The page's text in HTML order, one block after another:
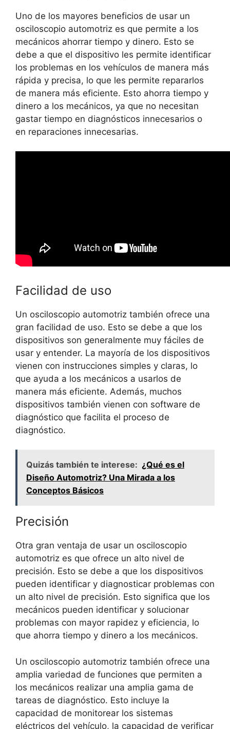
Uno de los mayores beneficios de usar un
osciloscopio automotriz es que permite a los
mecánicos ahorrar tiempo y dinero. Esto se
debe a que el dispositivo les permite identificar
los problemas en los vehículos de manera más
rápida y precisa, lo que les permite repararlos
de manera más eficiente. Esto ahorra tiempo y
dinero a los mecánicos, ya que no necesitan
gastar tiempo en diagnósticos innecesarios o
en reparaciones innecesarias.
Facilidad de uso
Un osciloscopio automotriz también ofrece una
gran facilidad de uso. Esto se debe a que los
dispositivos son generalmente muy fáciles de
usar y entender. La mayoría de los dispositivos
vienen con instrucciones simples y claras, lo
que ayuda a los mecánicos a usarlos de
manera más eficiente. Además, muchos
dispositivos también vienen con software de
diagnóstico que facilita el proceso de
diagnóstico.
Quizás también te interese: ¿Qué es el
Diseño Automotriz? Una Mirada a los
Conceptos Básicos
Precisión
Otra gran ventaja de usar un osciloscopio
automotriz es que ofrece un alto nivel de
precisión. Esto se debe a que los dispositivos
pueden identificar y diagnosticar problemas con
un alto nivel de precisión. Esto significa que los
mecánicos pueden identificar y solucionar
problemas con mayor rapidez y eficiencia, lo
que ahorra tiempo y dinero a los mecánicos.
Un osciloscopio automotriz también ofrece una
amplia variedad de funciones que permiten a
los mecánicos realizar una amplia gama de
tareas de diagnóstico. Esto incluye la
capacidad de monitorear los sistemas
eléctricos del vehículo, la capacidad de verificar